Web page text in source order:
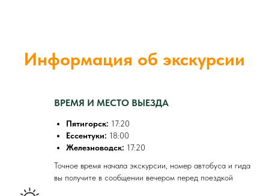
Информация об экскурсии
ВРЕМЯ И МЕСТО ВЫЕЗДА
Пятигорск: 17:20
Ессентуки: 18:00
Железноводск: 17:20
Точное время начала экскурсии, номер автобуса и гида
вы получите в сообщении вечером перед поездкой